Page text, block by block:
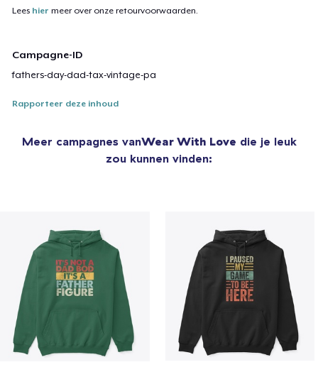
Lees hier meer over onze retourvoorwaarden.
Campagne-ID
fathers-day-dad-tax-vintage-pa
Rapporteer deze inhoud
Meer campagnes vanWear With Love die je leuk
zou kunnen vinden: